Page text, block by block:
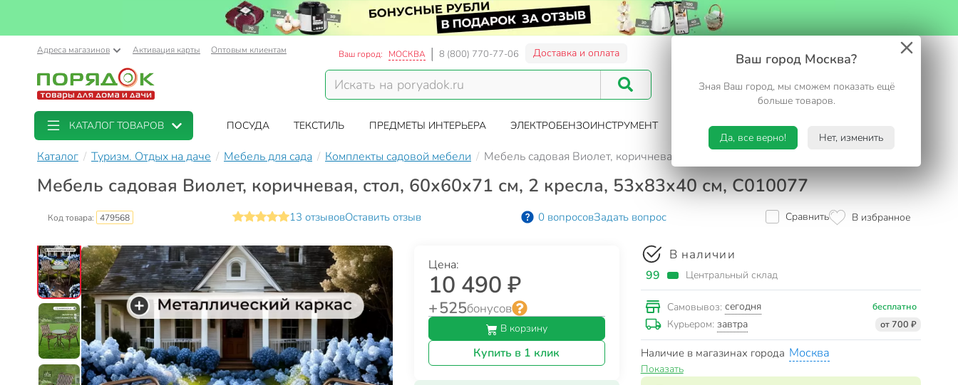
Ваш город Москва?
Зная Ваш город, мы сможем показать ещё
больше товаров.
Да, все верно! Нет, изменить
Адреса магазинов Активация карты Оптовым клиентам Ваш город: МОСКВА 8 (800) 770-77-06 Доставка и оплата
Корзина
КАТАЛОГ ТОВАРОВ ПОСУДА ТЕКСТИЛЬ ПРЕДМЕТЫ ИНТЕРЬЕРА ЭЛЕКТРОБЕНЗОИНСТРУМЕНТ САД И ОГОРОД ТУРИЗМ. ОТДЫХ НА ДАЧЕ
Каталог Туризм. Отдых на даче Мебель для сада Комплекты садовой мебели Мебель садовая Виолет, коричневая, стол, 60х60х71 см, 2 кресла, 53х83х40 см,
Мебель садовая Виолет, коричневая, стол, 60х60х71 см, 2 кресла, 53х83х40 см, C010077
Код товара: 479568 13 отзывовОставить отзыв 0 вопросовЗадать вопрос Сравнить В избранное
Цена:
10 490 ₽
+ 525бонусов
В корзину
Купить в 1 клик
В наличии
99 Центральный склад
Самовывоз: сегодня бесплатно
Курьером: завтра от 700 ₽
Наличие в магазинах города Москва
Показать